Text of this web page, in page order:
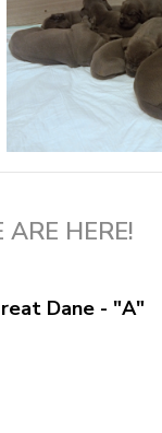
HERE!
Dane - "A"